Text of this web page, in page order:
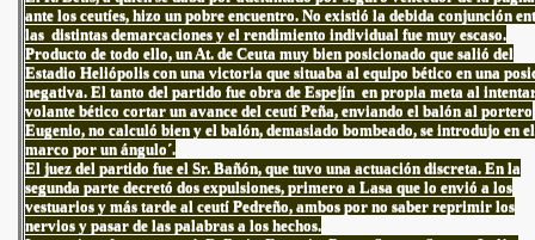
ante los ceutíes, hizo un pobre encuentro. No existió la debida conjunción
las distintas demarcaciones y el rendimiento individual fue muy escaso.
Producto de todo ello, un At. de Ceuta muy bien posicionado que salió del
Estadio Heliópolis con una victoria que situaba al equipo bético en una
negativa. El tanto del partido fue obra de Espejín en propia meta al
volante bético cortar un avance del ceutí Peña, enviando el balón al portero
Eugenio, no calculó bien y el balón, demasiado bombeado, se introdujo en el
marco por un ángulo´.
El juez del partido fue el Sr. Bañón, que tuvo una actuación discreta. En la
segunda parte decretó dos expulsiones, primero a Lasa que lo envió a los
vestuarios y más tarde al ceutí Pedreño, ambos por no saber reprimir los
nervios y pasar de las palabras a los hechos.